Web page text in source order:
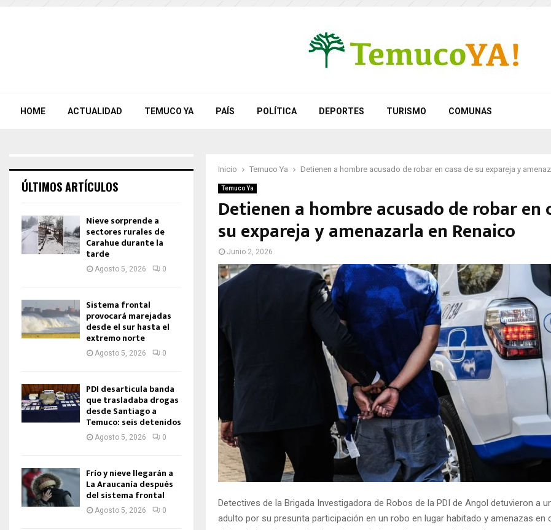
HOME ACTUALIDAD TEMUCO YA PAÍS POLÍTICA DEPORTES TURISMO COMUNAS
Inicio Temuco Ya Detienen a hombre acusado de robar en casa de su expareja y
Temuco Ya
Detienen a hombre acusado de robar en
su expareja y amenazarla en Renaico
Junio 2, 2026
Detectives de la Brigada Investigadora de Robos de la PDI de Angol detuvieron a
adulto por su presunta participación en un robo en lugar habitado y amenazas en
ÚLTIMOS ARTÍCULOS
Nieve sorprende a
sectores rurales de
Carahue durante la
tarde
Agosto 5, 2026 0
Sistema frontal
provocará marejadas
desde el sur hasta el
extremo norte
Agosto 5, 2026 0
PDI desarticula banda
que trasladaba drogas
desde Santiago a
Temuco: seis detenidos
Agosto 5, 2026 0
Frío y nieve llegarán a
La Araucanía después
del sistema frontal
Agosto 5, 2026 0